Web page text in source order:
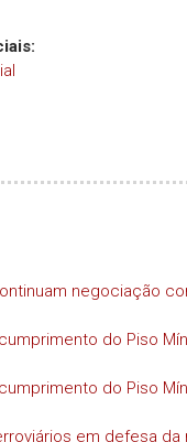
negociação
do Piso
do Piso
em defesa